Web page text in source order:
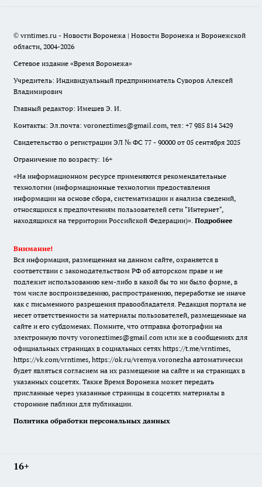
© vrntimes.ru - Новости Воронежа | Новости Воронежа и Воронежской
области, 2004-2026
Сетевое издание «Время Воронежа»
Учредитель: Индивидуальный предприниматель Суворов Алексей
Владимирович
Главный редактор: Имешев Э. И.
Контакты: Эл.почта: voroneztimes@gmail.com, тел: +7 985 814 3429
Свидетельство о регистрации ЭЛ № ФС 77 - 90000 от 05 сентября 2025
Ограничение по возрасту: 16+
«На информационном ресурсе применяются рекомендательные
технологии (информационные технологии предоставления
информации на основе сбора, систематизации и анализа сведений,
относящихся к предпочтениям пользователей сети "Интернет",
находящихся на территории Российской Федерации)». Подробнее
Внимание!
Вся информация, размещенная на данном сайте, охраняется в
соответствии с законодательством РФ об авторском праве и не
подлежит использованию кем-либо в какой бы то ни было форме, в
том числе воспроизведению, распространению, переработке не иначе
как с письменного разрешения правообладателя. Редакция портала не
несет ответственности за материалы пользователей, размещенные на
сайте и его субдоменах. Помните, что отправка фотографии на
электронную почту voroneztimes@gmail.com или же в сообщениях для
официальных страницах в социальных сетях https://t.me/vrntimes,
https://vk.com/vrntimes, https://ok.ru/vremya.voronezha автоматически
будет являться согласием на их размещение на сайте и на страницах в
указанных соцсетях. Также Время Воронежа может передать
присланные через указанные страницы в соцсетях материалы в
сторонние паблики для публикации.
Политика обработки персональных данных
16+